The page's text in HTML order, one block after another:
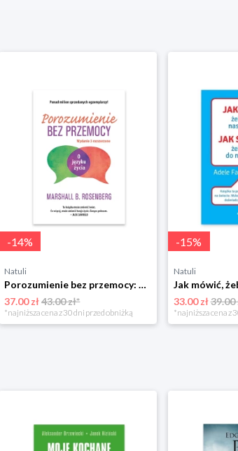
-14%
Natuli
Porozumienie bez przemocy: o języku życia Czarna owca
37.00 zł43.00 zł*
*najniższa cena z 30 dni przed obniżką
-15%
Natuli
33.00 zł39.00
*najniższa cena z